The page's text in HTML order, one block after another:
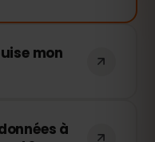
mon
Vous
à